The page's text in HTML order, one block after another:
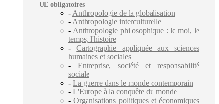
UE obligatoires
- Anthropologie de la globalisation
- Anthropologie interculturelle
- Anthropologie philosophique : le moi, le
temps, l'histoire
-Cartographie appliquée aux sciences
humaines et sociales
- Entreprise, société et responsabilité
sociale
- La guerre dans le monde contemporain
- L'Europe à la conquête du monde
-Organisations politiques et économiques